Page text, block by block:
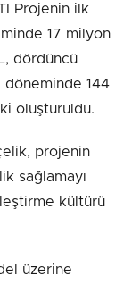
Projenin ilk
17 milyon
dördüncü
144
oluşturuldu.
projenin
sağlamayı
kültürü
üzerine